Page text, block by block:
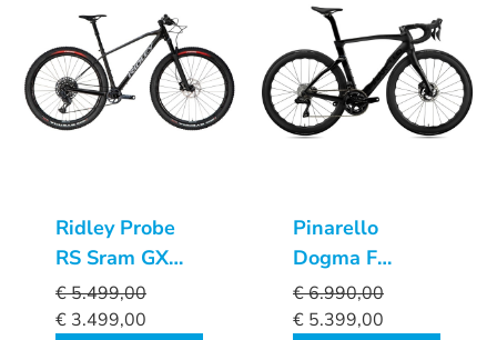
Ridley Probe
RS Sram GX
1x12sp
€5.499,00
€ 3.499,00
Pinarello
Dogma F
Frameset BoB
€6.990,00
€ 5.399,00